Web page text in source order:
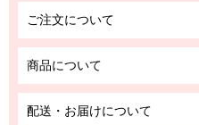
ご注文について
商品について
配送・お届けについて